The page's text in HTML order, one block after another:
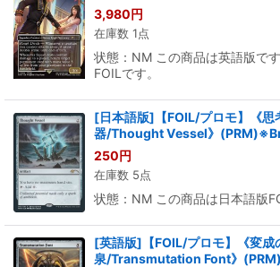
3,980円
在庫数 1点
状態：NM この商品は英語版で
FOILです。
[日本語版]【FOIL/プロモ】《思
器/Thought Vessel》
250円
在庫数 5点
状態：NM この商品は日本語版
[英語版]【FOIL/プロモ】《変成
泉/Transmutation Font》(PRM)